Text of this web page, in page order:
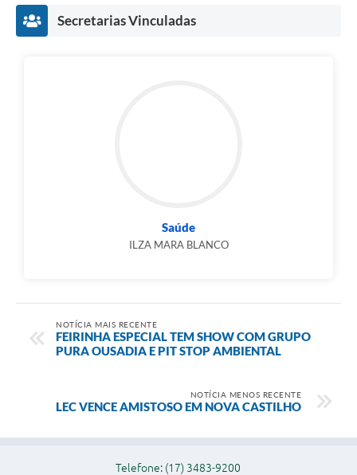
Secretarias Vinculadas
Saúde
ILZA MARA BLANCO
NOTÍCIA MAIS RECENTE
FEIRINHA ESPECIAL TEM SHOW COM GRUPO
PURA OUSADIA E PIT STOP AMBIENTAL
NOTÍCIA MENOS RECENTE
LEC VENCE AMISTOSO EM NOVA CASTILHO
Telefone: (17) 3483-9200